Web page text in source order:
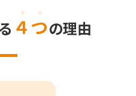
４つの理由